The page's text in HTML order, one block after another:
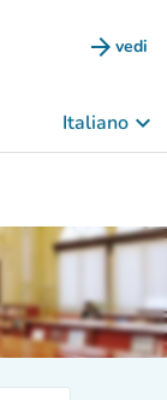
arrow_forward vedi
Italiano keyboard_arrow_down